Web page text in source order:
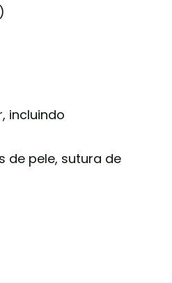
incluindo
de pele, sutura de